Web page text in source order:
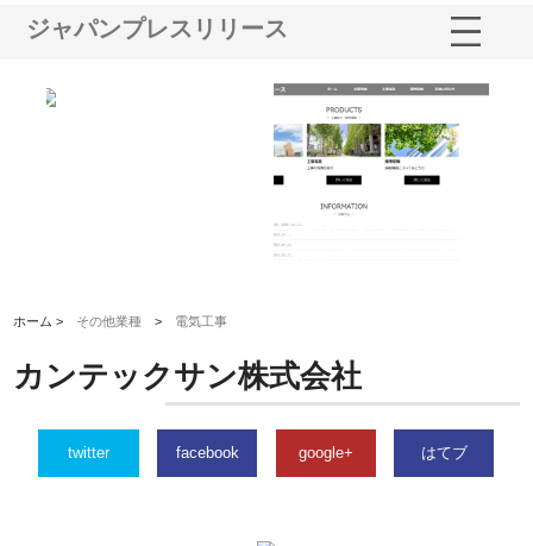
ジャパンプレスリリース
イトが提供する充実した情報内
ホーム > その他業種 > 電気工事
カンテックサン株式会社
twitter facebook google+ はてブ